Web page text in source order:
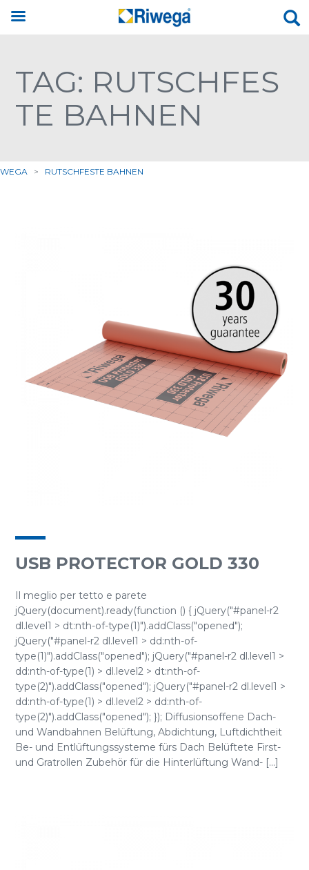
TAG: RUTSCHFES
TE BAHNEN
> RUTSCHFESTE BAHNEN
USB PROTECTOR GOLD 330
Il meglio per tetto e parete
jQuery(document).ready(function () { jQuery("#panel-r2
dl.level1 > dt:nth-of-type(1)").addClass("opened");
jQuery("#panel-r2 dl.level1 > dd:nth-of-
type(1)").addClass("opened"); jQuery("#panel-r2 dl.level1 >
dd:nth-of-type(1) > dl.level2 > dt:nth-of-
type(2)").addClass("opened"); jQuery("#panel-r2 dl.level1 >
dd:nth-of-type(1) > dl.level2 > dd:nth-of-
type(2)").addClass("opened"); }); Diffusionsoffene Dach-
und Wandbahnen Belüftung, Abdichtung, Luftdichtheit
Be- und Entlüftungssysteme fürs Dach Belüftete First-
und Gratrollen Zubehör für die Hinterlüftung Wand- [...]